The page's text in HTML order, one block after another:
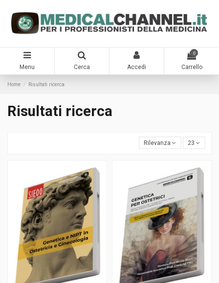
Menu Cerca Accedi
0
Carrello
Home Risultati ricerca
Risultati ricerca
Rilevanza 23